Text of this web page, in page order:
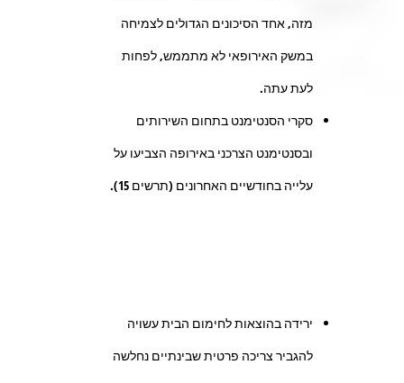
מזה, אחד הסיכונים הגדולים לצמיחה
במשק האירופאי לא מתממש, לפחות
לעת עתה.
סקרי הסנטימנט בתחום השירותים
ובסנטימנט הצרכני באירופה הצביעו על
עלייה בחודשיים האחרונים (תרשים 15).
ירידה בהוצאות לחימום הבית עשויה
להגביר צריכה פרטית שבינתיים נחלשה